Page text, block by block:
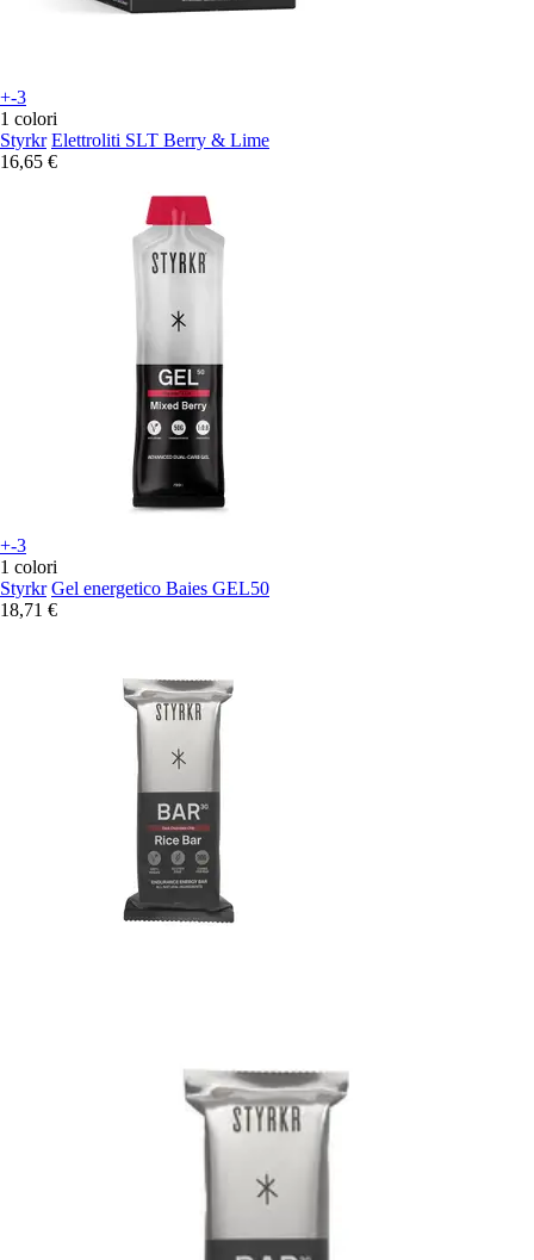
+-3
1 colori
Styrkr Elettroliti SLT Berry & Lime
16,65 €
+-3
1 colori
Styrkr Gel energetico Baies GEL50
18,71 €